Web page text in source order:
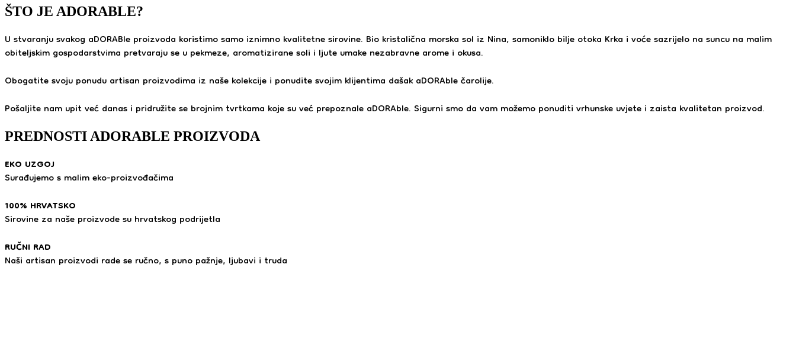
ŠTO JE ADORABLE?
U stvaranju svakog aDORABle proizvoda koristimo samo iznimno kvalitetne sirovine. Bio kristalična morska sol iz Nina, samoniklo bilje otoka Krka i voće sazrijelo na suncu na malim
obiteljskim gospodarstvima pretvaraju se u pekmeze, aromatizirane soli i ljute umake nezabravne arome i okusa.
Obogatite svoju ponudu artisan proizvodima iz naše kolekcije i ponudite svojim klijentima dašak aDORAble čarolije.
Pošaljite nam upit već danas i pridružite se brojnim tvrtkama koje su već prepoznale aDORAble. Sigurni smo da vam možemo ponuditi vrhunske uvjete i zaista kvalitetan proizvod.
PREDNOSTI ADORABLE PROIZVODA
EKO UZGOJ
Surađujemo s malim eko-proizvođačima
100% HRVATSKO
Sirovine za naše proizvode su hrvatskog podrijetla
RUČNI RAD
Naši artisan proizvodi rade se ručno, s puno pažnje, ljubavi i truda